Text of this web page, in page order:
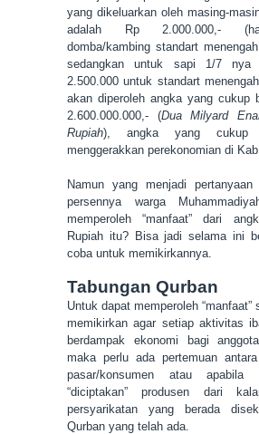
yang dikeluarkan oleh masing-
adalah Rp 2.000.000,-
domba/kambing standart
sedangkan untuk sapi 1/7 nya
2.500.000 untuk standart
akan diperoleh angka yang cukup
2.600.000.000,- (Dua Milyard
Rupiah), angka yang cukup
menggerakkan perekonomian di
Namun yang menjadi pertanyaan
persennya warga
memperoleh “manfaat” dari
Rupiah itu? Bisa jadi selama ini
coba untuk memikirkannya.
Tabungan Qurban
Untuk dapat memperoleh “manfaat”
memikirkan agar setiap aktivitas
berdampak ekonomi bagi
maka perlu ada pertemuan
pasar/konsumen atau apabila
“diciptakan” produsen dari
persyarikatan yang berada
Qurban yang telah ada.